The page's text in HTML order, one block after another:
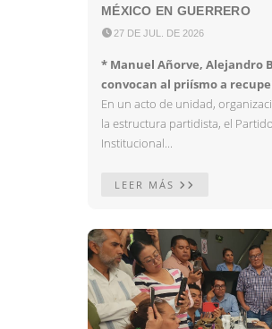
MÉXICO EN GUERRERO
 27 DE JUL. DE 2026
* Manuel Añorve, Alejandro
convocan al priísmo a
En un acto de unidad,
la estructura partidista, el
Institucional...
LEER MÁS